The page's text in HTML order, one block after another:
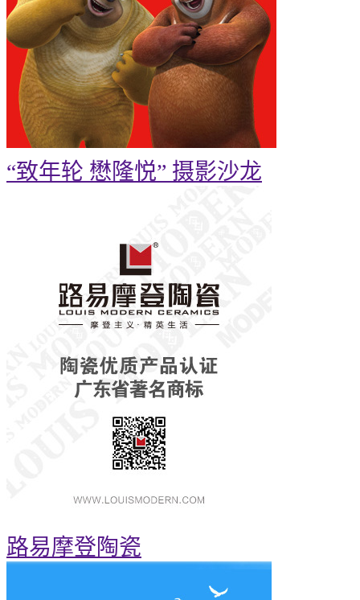
“致年轮 懋隆悦” 摄影沙龙
路易摩登陶瓷